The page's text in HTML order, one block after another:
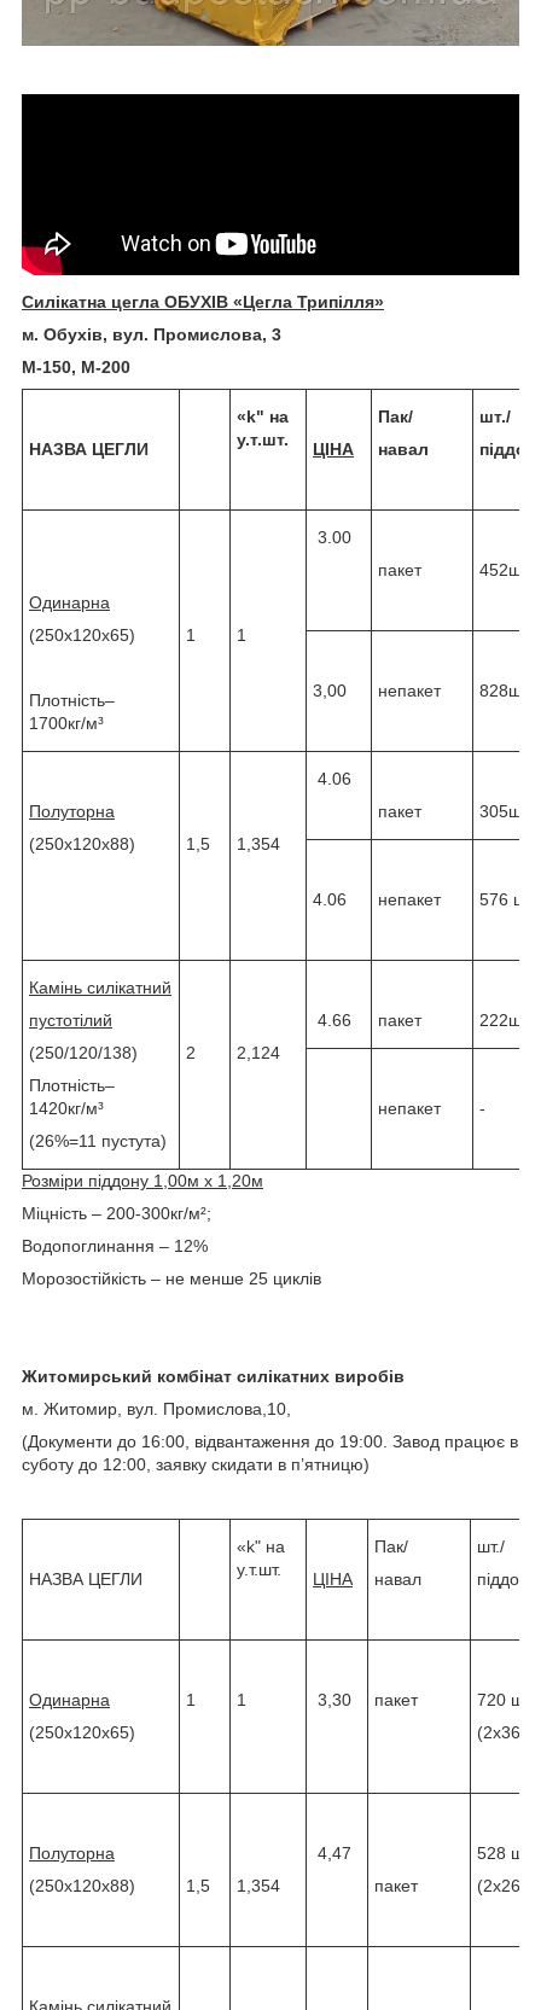
Силікатна цегла ОБУХІВ «Цегла Трипілля»
м. Обухів, вул. Промислова, 3
М-150, М-200
НАЗВА ЦЕГЛИ
«k" на
у.т.шт.
ЦІНА
Пак/
навал
шт./
піддоні
Одинарна
(250х120х65)
Плотність–
1700кг/м³
1 1
3.00
пакет
452шт
3,00 непакет 828шт
Полуторна
(250х120х88)
1,5 1,354
4.06
пакет
305шт
4.06 непакет 576 шт.
Камінь силікатний
пустотілий
(250/120/138)
Плотність–
1420кг/м³
(26%=11 пустута)
2 2,124
4.66 пакет 222шт
непакет -
Розміри піддону 1,00м х 1,20м
Міцність – 200-300кг/м²;
Водопоглинання – 12%
Морозостійкість – не менше 25 циклів
Житомирський комбінат силікатних виробів
м. Житомир, вул. Промислова,10,
(Документи до 16:00, відвантаження до 19:00. Завод працює в
суботу до 12:00, заявку скидати в п’ятницю)
НАЗВА ЦЕГЛИ
«k" на
у.т.шт.
ЦІНА
Пак/
навал
шт./
піддоні
Одинарна
(250х120х65)
1 1 3,30 пакет
720 шт.
(2х360)
Полуторна
(250х120х88)
1,5 1,354
4,47
пакет
528 шт.
(2х264)